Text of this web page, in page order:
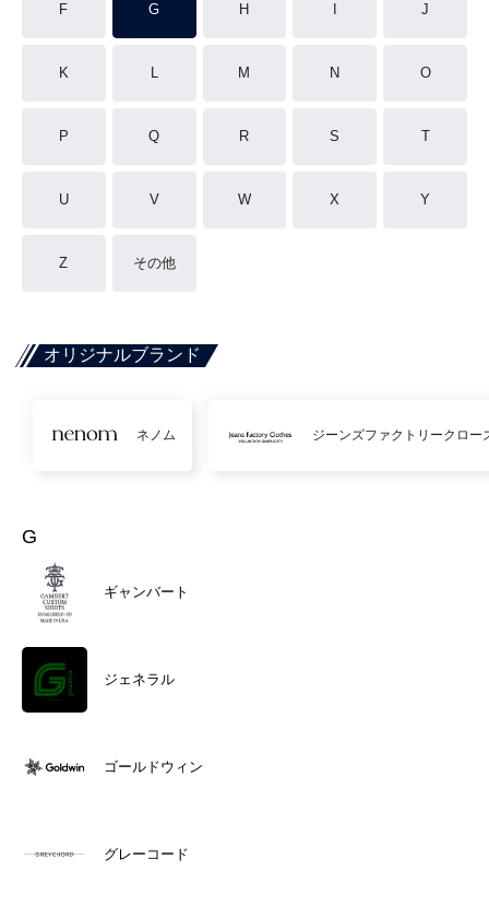
F G H J
K L M N O
P Q R S T
U V W X Y
Z その他
オリジナルブランド
ネノム ジーンズファクトリークロー
G
ギャンバート
ジェネラル
ゴールドウィン
グレーコード